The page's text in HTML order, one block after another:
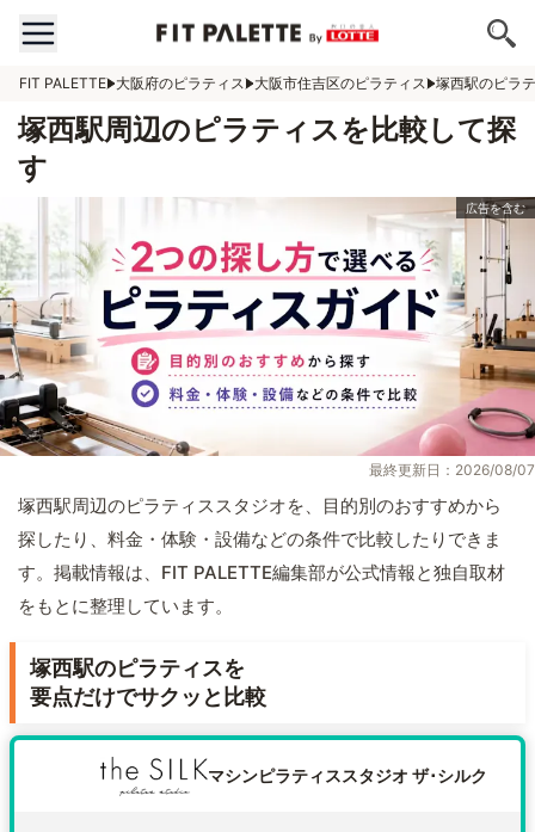
FIT PALETTE 大阪府のピラティス 大阪市住吉区のピラティス 塚西駅のピラ
塚西駅周辺のピラティスを比較して探
す
最終更新日：2026/08/07
塚西駅周辺のピラティススタジオを、目的別のおすすめから
探したり、料金・体験・設備などの条件で比較したりできま
す。掲載情報は、FIT PALETTE編集部が公式情報と独自取材
をもとに整理しています。
塚西駅のピラティスを
要点だけでサクッと比較
マシンピラティススタジオ ザ･シルク